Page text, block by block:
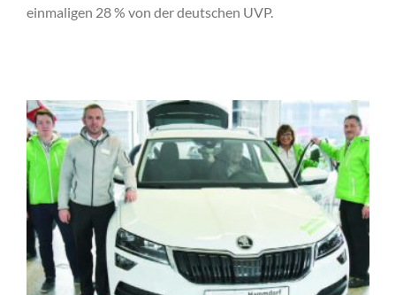
einmaligen 28 % von der deutschen UVP.